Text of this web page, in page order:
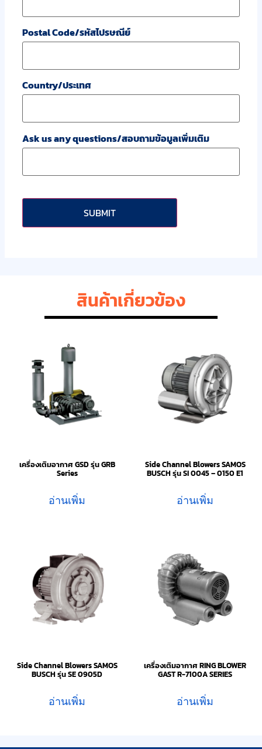
Postal Code/รหัสไปรษณีย์
Country/ประเทศ
Ask us any questions/สอบถามข้อมูลเพิ่มเติม
สินค้าเกี่ยวข้อง
เครื่องเติมอากาศ GSD รุ่น GRB
Series
อ่านเพิ่ม
Side Channel Blowers SAMOS
BUSCH รุ่น SI 0045 – 0150 E1
อ่านเพิ่ม
Side Channel Blowers SAMOS
BUSCH รุ่น SE 0905D
อ่านเพิ่ม
เครื่องเติมอากาศ RING BLOWER
GAST R-7100A SERIES
อ่านเพิ่ม